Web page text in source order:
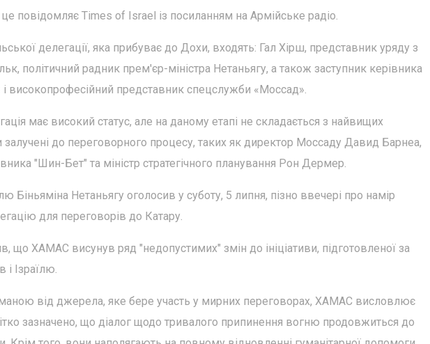
повідомляє Times of Israel із посиланням на Армійське радіо.
делегації, яка прибуває до Дохи, входять: Гал Хірш, представник уряду з
політичний радник прем'єр-міністра Нетаньягу, а також заступник керівника
високопрофесійний представник спецслужби «Моссад».
має високий статус, але на даному етапі не складається з найвищих
залучені до переговорного процесу, таких як директор Моссаду Давид Барнеа,
"Шин-Бет" та міністр стратегічного планування Рон Дермер.
Біньяміна Нетаньягу оголосив у суботу, 5 липня, пізно ввечері про намір
для переговорів до Катару.
що ХАМАС висунув ряд "недопустимих" змін до ініціативи, підготовленої за
і Ізраїлю.
від джерела, яке бере участь у мирних переговорах, ХАМАС висловлює
зазначено, що діалог щодо тривалого припинення вогню продовжиться до